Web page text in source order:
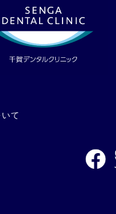
位になる夜になる
めるために副交感神経を優
ます。これにより血管が拡
管の近くにある神経が圧迫
くなる場合があります。飲
た日中よりも夜に飲む人が
あります。 寝る前や寝起きに歯
眠のためのポイント） ここ
法をご紹介します。 あくま
合の応急対処となりますの
など医療機関に相談しましょ
て